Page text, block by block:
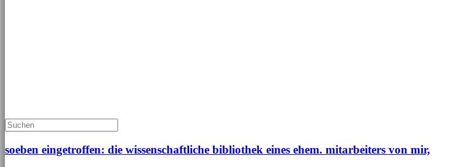
soeben eingetroffen: die wissenschaftliche bibliothek eines ehem. mitarbeiters von mir,